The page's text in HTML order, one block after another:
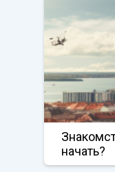
начать?